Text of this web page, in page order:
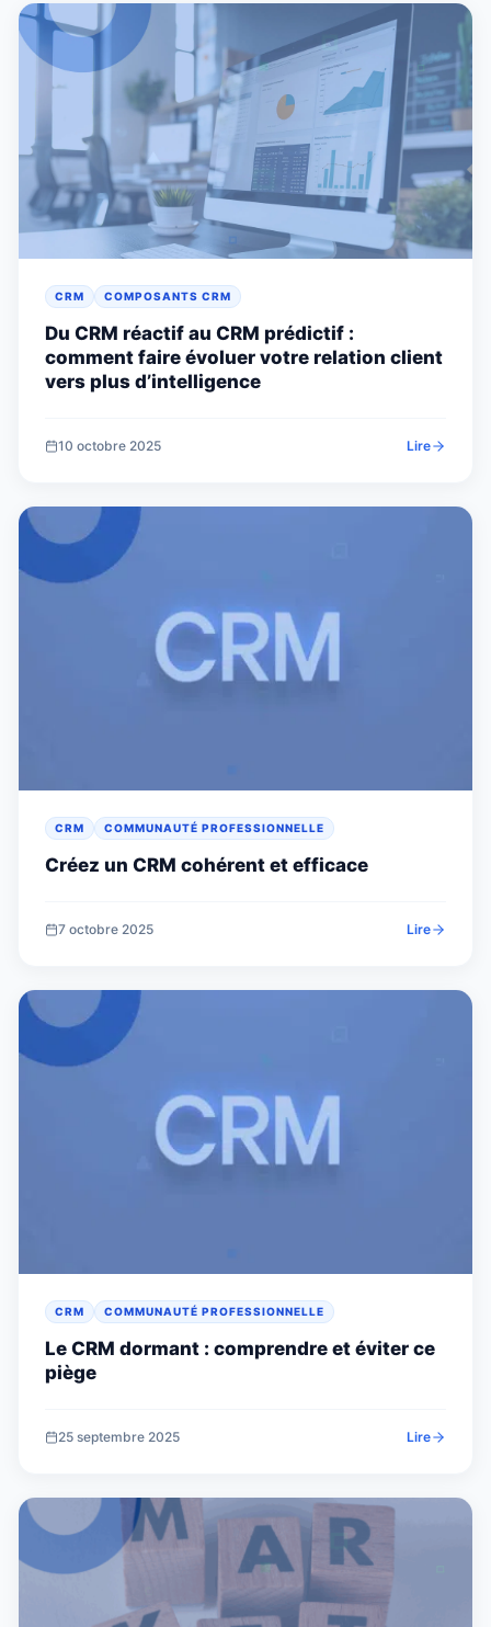
CRM COMPOSANTS CRM
Du CRM réactif au CRM prédictif :
comment faire évoluer votre relation client
vers plus d’intelligence
10 octobre 2025 Lire
CRM COMMUNAUTÉ PROFESSIONNELLE
Créez un CRM cohérent et efficace
7 octobre 2025 Lire
CRM COMMUNAUTÉ PROFESSIONNELLE
Le CRM dormant : comprendre et éviter ce
piège
25 septembre 2025 Lire